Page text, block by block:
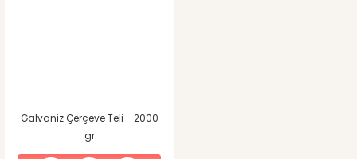
Galvaniz Çerçeve Teli - 2000
gr